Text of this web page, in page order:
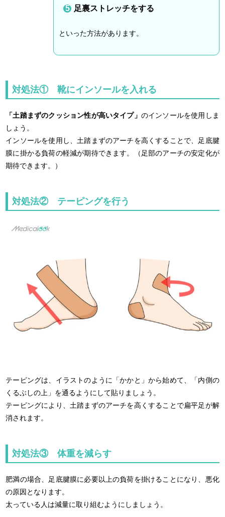
足裏ストレッチをする
といった方法があります。
対処法① 靴にインソールを入れる
「土踏まずのクッション性が高いタイプ」 のインソールを使用しま
しょう。
インソールを使用し、土踏まずのアーチを高くすることで、足底腱
膜に掛かる負荷の軽減が期待できます。（足部のアーチの安定化が
期待できます。）
対処法② テーピングを行う
テーピングは、イラストのように「かかと」から始めて、「内側の
くるぶしの上」を通るようにして貼りましょう。
テーピングにより、土踏まずのアーチを高くすることで扁平足が解
消されます。
対処法③ 体重を減らす
肥満の場合、足底腱膜に必要以上の負荷を掛けることになり、悪化
の原因となります。
太っている人は減量に取り組むようにしましょう。